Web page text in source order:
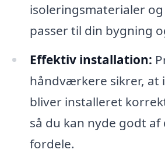
isoleringsmaterialer
passer til din bygning
Effektiv installation:
håndværkere sikrer, at
bliver installeret
så du kan nyde godt af
fordele.